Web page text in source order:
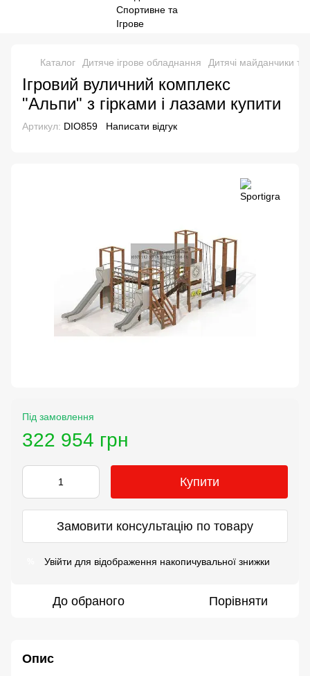
Каталог Дитяче ігрове обладнання Дитячі майданчики
Ігровий вуличний комплекс
"Альпи" з гірками і лазами купити
Артикул: DIO859 Написати відгук
Під замовлення
322 954 грн
Купити
Замовити консультацію по товару
Увійти для відображення накопичувальної знижки
До обраного Порівняти
Опис